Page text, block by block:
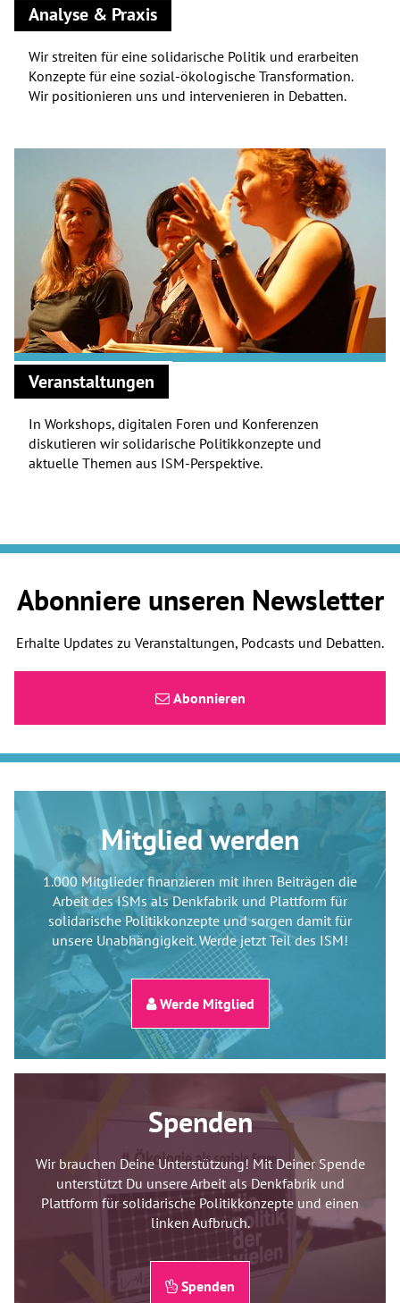
Analyse & Praxis
Wir streiten für eine solidarische Politik und erarbeiten
Konzepte für eine sozial-ökologische Transformation.
Wir positionieren uns und intervenieren in Debatten.
Veranstaltungen
In Workshops, digitalen Foren und Konferenzen
diskutieren wir solidarische Politikkonzepte und
aktuelle Themen aus ISM-Perspektive.
Abonniere unseren Newsletter
Erhalte Updates zu Veranstaltungen, Podcasts und Debatten.
Abonnieren
Mitglied werden
1.000 Mitglieder finanzieren mit ihren Beiträgen die
Arbeit des ISMs als Denkfabrik und Plattform für
solidarische Politikkonzepte und sorgen damit für
unsere Unabhängigkeit. Werde jetzt Teil des ISM!
Werde Mitglied
Spenden
Wir brauchen Deine Unterstützung! Mit Deiner Spende
unterstützt Du unsere Arbeit als Denkfabrik und
Plattform für solidarische Politikkonzepte und einen
linken Aufbruch.
Spenden